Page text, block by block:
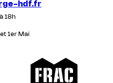
hdf.fr
18h
1er Mai